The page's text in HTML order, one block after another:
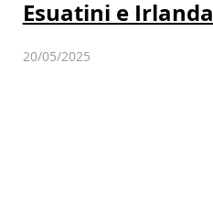
Esuatini e Irlanda
20/05/2025